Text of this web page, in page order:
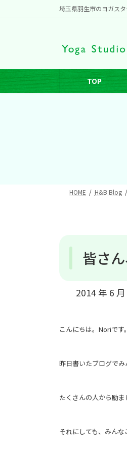
ツ
へ
ス
シ
ョ
ン
埼玉県羽生市のヨガス
TOP
HOME H&B Blog
皆さん
2014 年 6
こんにちは。Noriです。
昨日書いたブログでみ
たくさんの人から励ま
それにしても、みんな